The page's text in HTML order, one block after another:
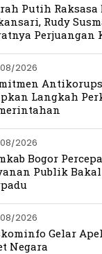
Putih Raksasa
Rudy
Perjuangan
2026
Langkah
2026
Bogor
Publik
2026
Gelar
Negara